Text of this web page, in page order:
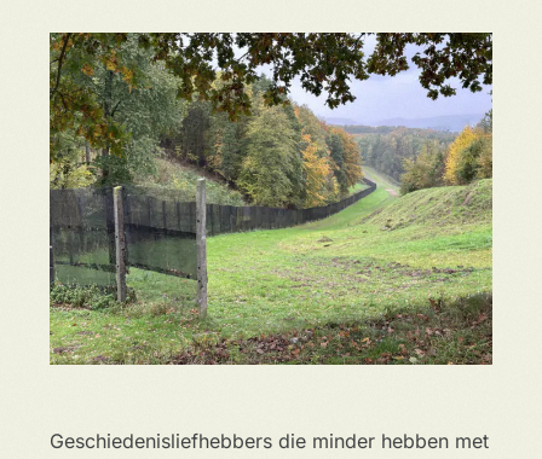
Geschiedenisliefhebbers die minder hebben met